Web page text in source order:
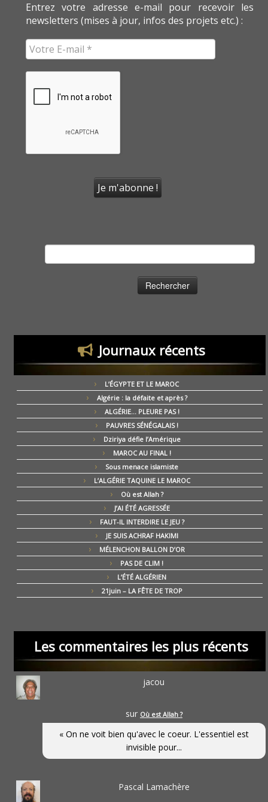
Entrez votre adresse e-mail pour recevoir les
newsletters (mises à jour, infos des projets etc.) :
Journaux récents
L’ÉGYPTE ET LE MAROC
Algérie : la défaite et après ?
ALGÉRIE… PLEURE PAS !
PAUVRES SÉNÉGALAIS !
Dziriya défie l’Amérique
MAROC AU FINAL !
Sous menace islamiste
L’ALGÉRIE TAQUINE LE MAROC
Où est Allah ?
J’AI ÉTÉ AGRESSÉE
FAUT-IL INTERDIRE LE JEU ?
JE SUIS ACHRAF HAKIMI
MÉLENCHON BALLON D’OR
PAS DE CLIM !
L’ÉTÉ ALGÉRIEN
21juin – LA FÊTE DE TROP
Les commentaires les plus récents
jacou
sur Où est Allah ?
« On ne voit bien qu'avec le coeur. L'essentiel est
invisible pour...
Pascal Lamachère